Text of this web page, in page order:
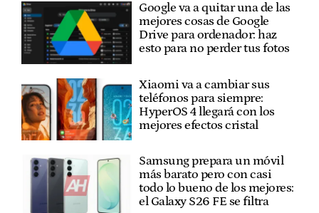
Google va a quitar una de las
mejores cosas de Google
Drive para ordenador: haz
esto para no perder tus fotos
Xiaomi va a cambiar sus
teléfonos para siempre:
HyperOS 4 llegará con los
mejores efectos cristal
Samsung prepara un móvil
más barato pero con casi
todo lo bueno de los mejores:
el Galaxy S26 FE se filtra